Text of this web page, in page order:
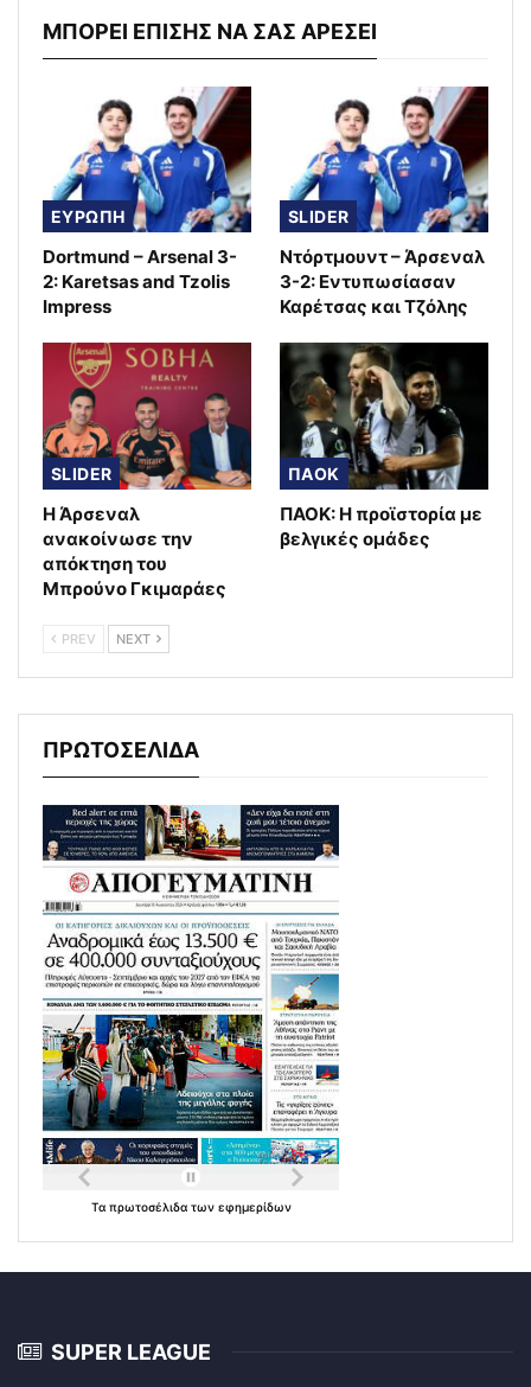
ΜΠΟΡΕΙ ΕΠΙΣΗΣ ΝΑ ΣΑΣ ΑΡΕΣΕΙ
ΕΥΡΩΠΗ
Dortmund – Arsenal 3-
2: Karetsas and Tzolis
Impress
SLIDER
Ντόρτμουντ – Άρσεναλ
3-2: Εντυπωσίασαν
Καρέτσας και Τζόλης
SLIDER
Η Άρσεναλ
ανακοίνωσε την
απόκτηση του
Μπρούνο Γκιμαράες
ΠΑΟΚ
ΠΑΟΚ: Η προϊστορία με
βελγικές ομάδες
PREV NEXT
ΠΡΩΤΟΣΕΛΙΔΑ
Τα πρωτοσέλιδα των εφημερίδων
SUPER LEAGUE